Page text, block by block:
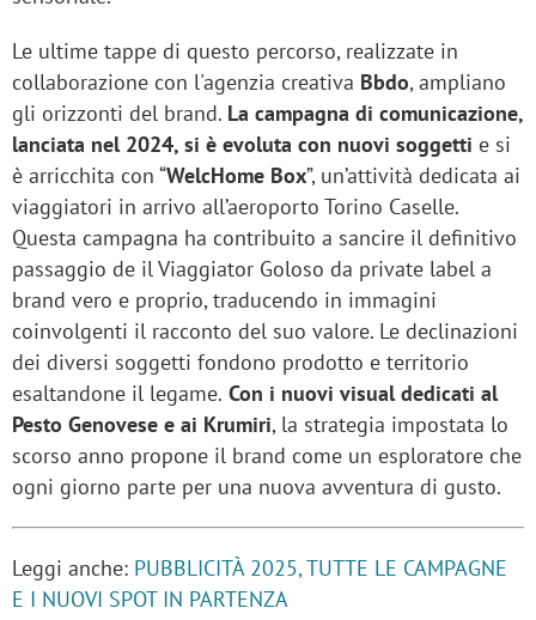
Le ultime tappe di questo percorso, realizzate in
collaborazione con l'agenzia creativa Bbdo, ampliano
gli orizzonti del brand. La campagna di comunicazione,
lanciata nel 2024, si è evoluta con nuovi soggetti e si
è arricchita con “WelcHome Box”, un’attività dedicata ai
viaggiatori in arrivo all’aeroporto Torino Caselle.
Questa campagna ha contribuito a sancire il definitivo
passaggio de il Viaggiator Goloso da private label a
brand vero e proprio, traducendo in immagini
coinvolgenti il racconto del suo valore. Le declinazioni
dei diversi soggetti fondono prodotto e territorio
esaltandone il legame. Con i nuovi visual dedicati al
Pesto Genovese e ai Krumiri, la strategia impostata lo
scorso anno propone il brand come un esploratore che
ogni giorno parte per una nuova avventura di gusto.
Leggi anche: PUBBLICITÀ 2025, TUTTE LE CAMPAGNE
E I NUOVI SPOT IN PARTENZA